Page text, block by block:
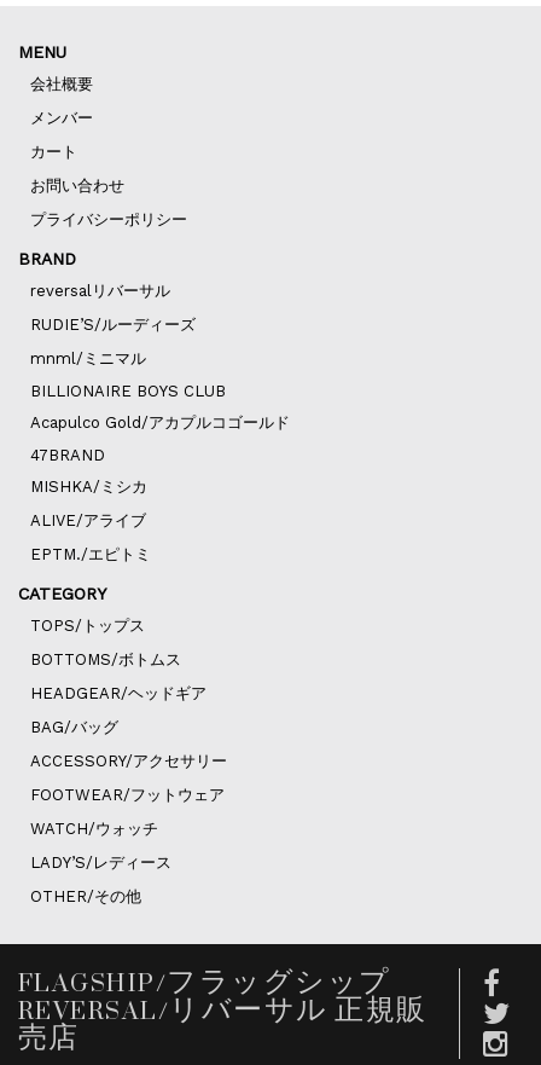
MENU
会社概要
メンバー
カート
お問い合わせ
プライバシーポリシー
BRAND
reversalリバーサル
RUDIE’S/ルーディーズ
mnml/ミニマル
BILLIONAIRE BOYS CLUB
Acapulco Gold/アカプルコゴールド
47BRAND
MISHKA/ミシカ
ALIVE/アライブ
EPTM./エピトミ
CATEGORY
TOPS/トップス
BOTTOMS/ボトムス
HEADGEAR/ヘッドギア
BAG/バッグ
ACCESSORY/アクセサリー
FOOTWEAR/フットウェア
WATCH/ウォッチ
LADY’S/レディース
OTHER/その他
FLAGSHIP/フラッグシップ
REVERSAL/リバーサル 正規販
売店